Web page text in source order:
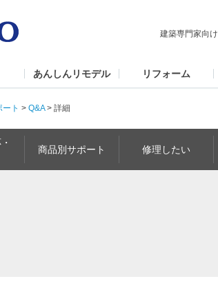
建築専門家向け
あんしんリモデル リフォーム
ト > Q&A> 詳細
商品別サポート 修理したい